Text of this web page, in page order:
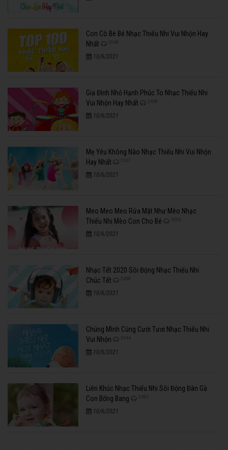
Con Cò Bé Bé Nhạc Thiếu Nhi Vui Nhộn Hay
Nhất
3548
10/6/2021
Gia Đình Nhỏ Hạnh Phúc To Nhạc Thiếu Nhi
Vui Nhộn Hay Nhất
2638
10/6/2021
Mẹ Yêu Không Nào Nhạc Thiếu Nhi Vui Nhộn
Hay Nhất
3107
10/6/2021
Meo Meo Meo Rửa Mặt Như Mèo Nhạc
Thiếu Nhi Mèo Con Cho Bé
3506
10/6/2021
Nhạc Tết 2020 Sôi Động Nhạc Thiếu Nhi
Chúc Tết
2498
10/6/2021
Chúng Mình Cùng Cười Tươi Nhạc Thiếu Nhi
Vui Nhộn
2944
10/6/2021
Liên Khúc Nhạc Thiếu Nhi Sôi Động Đàn Gà
Con Bống Bang
2693
10/6/2021